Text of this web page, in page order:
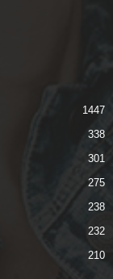
1447
338
301
275
238
232
210